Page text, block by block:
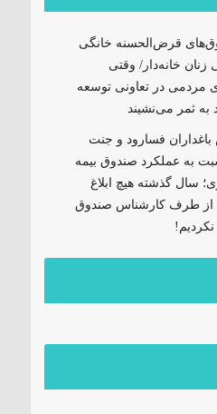
قرض‌الحسنه خانگی
زنان خانه‌دار/ وقتی
مردمی در تعاونی توسعه
به ثمر می‌نشیند
باغداران فسارود و جنت
به عملکرد صندوق بیمه
سال گذشته هیچ ابلاغ
از طرف کارشناس صندوق